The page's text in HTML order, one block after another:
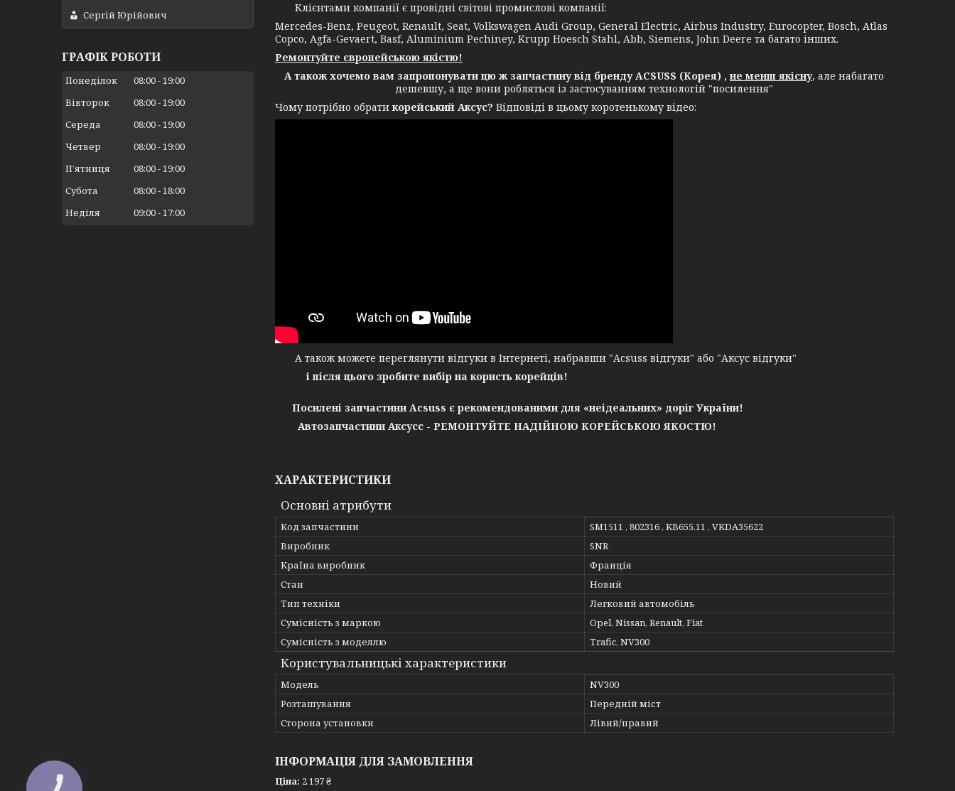
Клієнтами компанії є провідні світові промислові компанії:
Mercedes-Benz, Peugeot, Renault, Seat, Volkswagen Audi Group, General Electric, Airbus Industry, Eurocopter, Bosch, Atlas
Copco, Agfa-Gevaert, Basf, Aluminium Pechiney, Krupp Hoesch Stahl, Abb, Siemens, John Deere та багато інших.
Ремонтуйте європейською якістю!
А також хочемо вам запропонувати цю ж запчастину від бренду ACSUSS (Корея) ,не менш якісну, але набагато
дешевшу, а ще вони робляться із застосуванням технологій "посилення"
Чому потрібно обратикорейський Аксус? Відповіді в цьому коротенькому відео:
А також можете переглянути відгуки в Інтернеті, набравши "Acsuss відгуки" або "Аксус відгуки"
і після цього зробите вибір на користь корейців!
Посилені запчастини Acsuss є рекомендованими для «неідеальних» доріг України!
Автозапчастини Аксусс - РЕМОНТУЙТЕ НАДІЙНОЮ КОРЕЙСЬКОЮ ЯКОСТЮ!
ХАРАКТЕРИСТИКИ
Основні атрибути
Код запчастини
SM1511 , 802316 , KB655.11 , VKDA35622
Виробник
SNR
Країна виробник
Франція
Стан
Новий
Тип техніки
Легковий автомобіль
Сумісність з маркою
Opel, Nissan, Renault, Fiat
Сумісність з моделлю
Trafic, NV300
Користувальницькі характеристики
Мoдель
NV300
Розташування
Передній міст
Сторона установки
Лівий/правий
ІНФОРМАЦІЯ ДЛЯ ЗАМОВЛЕННЯ
Ціна: 2 197 ₴
Сергій Юрійович
ГРАФІК РОБОТИ
Понеділок 08:00 19:00
Вівторок
08:00 19:00
Середа
08:00 19:00
Четвер
08:00 19:00
Пʼятниця
08:00 19:00
Субота
08:00 18:00
Неділя
09:00 17:00
КНОПКА